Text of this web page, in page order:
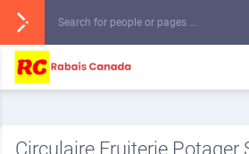
Circulaire Fruiterie Potager